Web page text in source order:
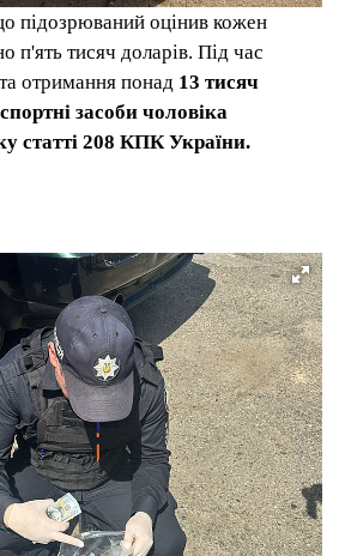
підозрюваний оцінив кожен
п'ять тисяч доларів. Під час
отримання понад 13 тисяч
засоби чоловіка
статті 208 КПК України.